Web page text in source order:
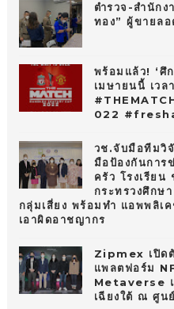
ตำรวจ-สำนักง
ทอง” ผู้ขายลอ
พร้อมแล้ว! ‘ศึ
เมษายนนี้ เว
022
วช.จับมือทีมวิ
มือป้องกันการ
ครัว โรงเรีย
กระทรวงศึกษ
กลุ่มเสี่ยง พร้อมทำ แอพพลิเ
เอาผิดอาชญากร
Zipmex เปิ
แพลตฟอร์ม
Metaverse แ
เฉียงใต้ ณ ศูน